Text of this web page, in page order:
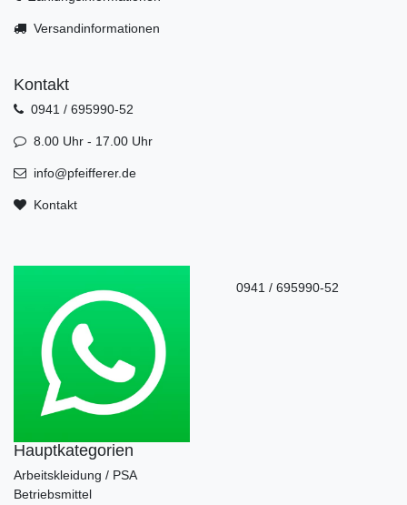
Versandinformationen
Kontakt
0941 / 695990-52
8.00 Uhr - 17.00 Uhr
info@pfeifferer.de
Kontakt
0941 / 695990-52
Hauptkategorien
Arbeitskleidung / PSA
Betriebsmittel